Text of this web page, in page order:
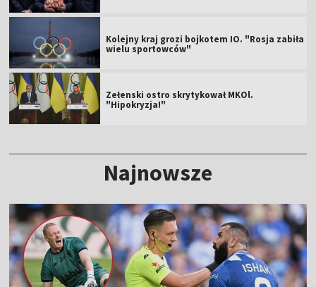
Kolejny kraj grozi bojkotem IO. "Rosja zabiła
wielu sportowców"
Zełenski ostro skrytykował MKOl.
"Hipokryzja!"
Najnowsze